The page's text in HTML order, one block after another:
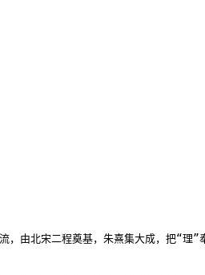
，由北宋二程奠基，朱熹集大成，把“理